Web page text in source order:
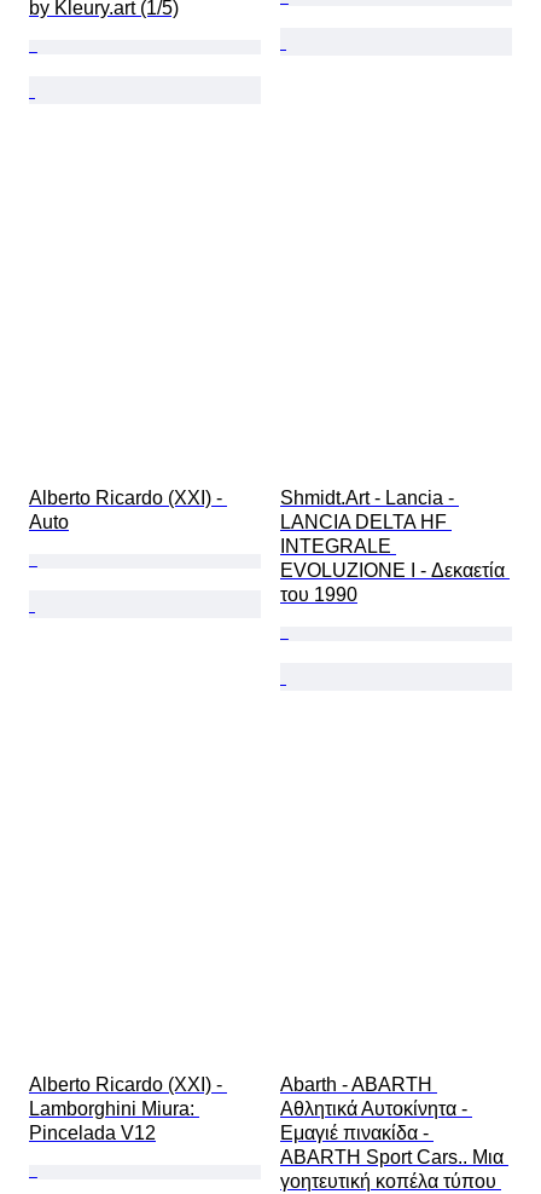
by Kleury.art (1/5)
Alberto Ricardo (XXI) -
Auto
Shmidt.Art - Lancia -
LANCIA DELTA HF
INTEGRALE
EVOLUZIONE I - Δεκαετία
του 1990
Alberto Ricardo (XXI) -
Lamborghini Miura:
Pincelada V12
Abarth - ABARTH
Αθλητικά Αυτοκίνητα -
Εμαγιέ πινακίδα -
ABARTH Sport Cars.. Μια
γοητευτική κοπέλα τύπου